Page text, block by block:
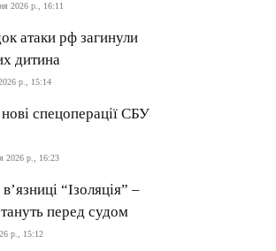
2026 р., 16:11
атаки рф загинули
дитина
р., 15:14
спецоперації СБУ
2026 р., 16:23
“Ізоляція” –
перед судом
р., 15:12